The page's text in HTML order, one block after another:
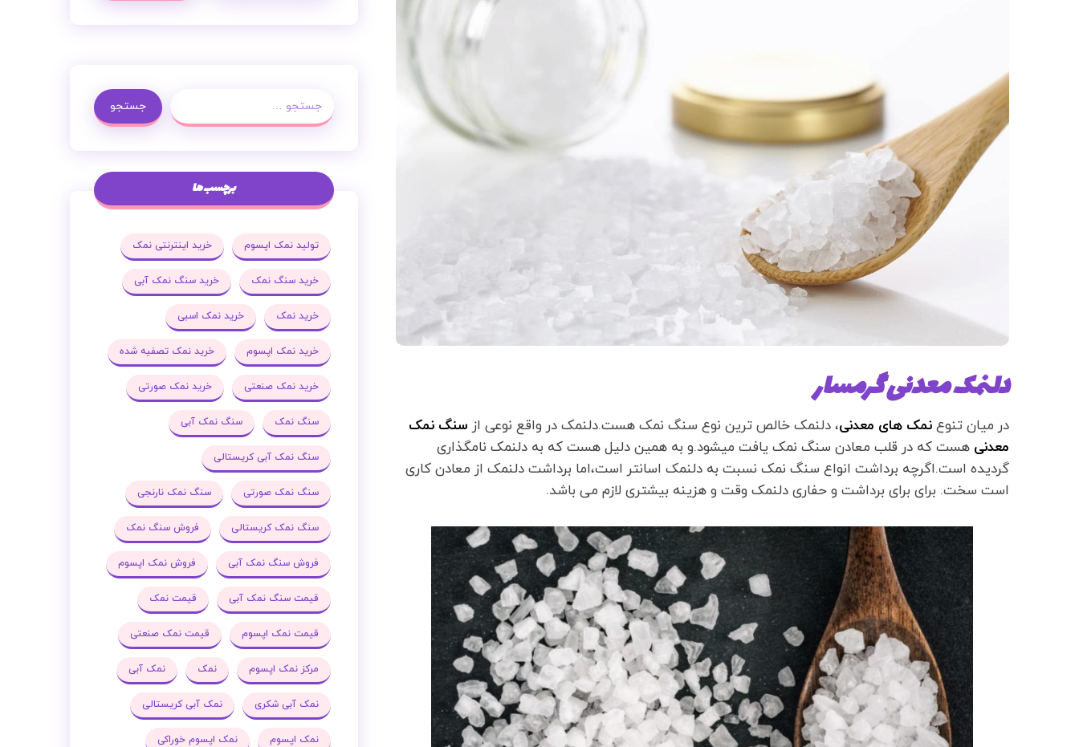
دلنمک معدنی گرمسار
در میان تنوع نمک های معدنی، دلنمک خالص ترین نوع سنگ نمک هست.دلنمک در واقع نوعی از سنگ نمک
معدنی هست که در قلب معادن سنگ نمک یافت میشود.و به همین دلیل هست که به دلنمک نامگذاری
گردیده است.اگرچه برداشت انواع سنگ نمک نسبت به دلنمک اسانتر است،اما برداشت دلنمک از معادن کاری
است سخت. برای برای برداشت و حفاری دلنمک وقت و هزینه بیشتری لازم می باشد.
جستجو
برچسب ها
تولید نمک اپسوم خرید اینترنتی نمک
خرید سنگ نمک خرید سنگ نمک آبی
خرید نمک خرید نمک اسبی
خرید نمک اپسوم خرید نمک تصفیه شده
خرید نمک صنعتی خرید نمک صورتی
سنگ نمک سنگ نمک آبی
سنگ نمک آبی کریستالی
سنگ نمک صورتی سنگ نمک نارنجی
سنگ نمک کریستالی فروش سنگ نمک
فروش سنگ نمک آبی فروش نمک اپسوم
قیمت سنگ نمک آبی قیمت نمک
قیمت نمک اپسوم قیمت نمک صنعتی
مرکز نمک اپسوم نمک نمک آبی
نمک آبی شکری نمک آبی کریستالی
نمک اپسوم نمک اپسوم خوراکی